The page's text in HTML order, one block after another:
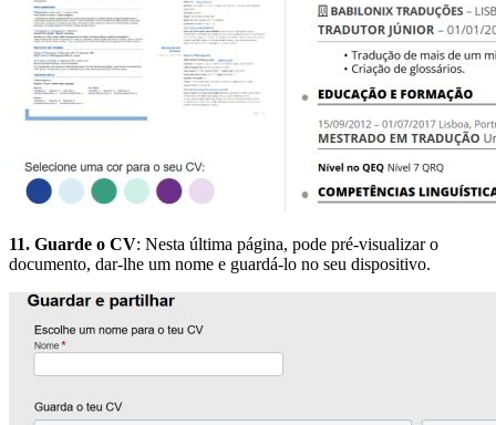
11. Guarde o CV: Nesta última página, pode pré-visualizar o
documento, dar-lhe um nome e guardá-lo no seu dispositivo.